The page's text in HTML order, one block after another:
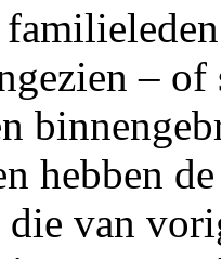
–
hebben
van